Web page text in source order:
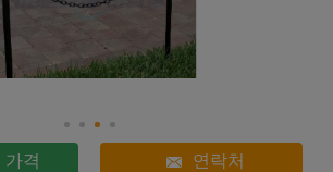
가격 연락처